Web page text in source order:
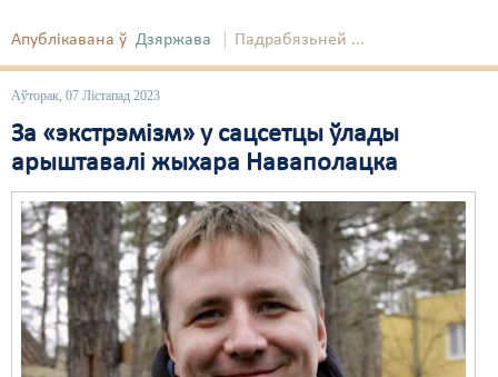
Апублікавана ў Дзяржава Падрабязьней ...
Аўторак, 07 Лістапад 2023
За «экстрэмізм» у сацсетцы ўлады
арыштавалі жыхара Наваполацка